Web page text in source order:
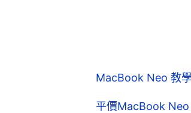
MacBook Neo 教
平價MacBook